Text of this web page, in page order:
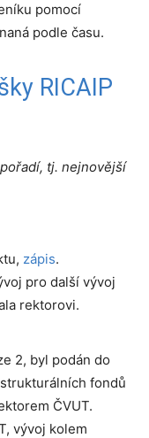
pomocí
podle času.
RICAIP
tj. nejnovější
zápis.
pro další vývoj
rektorovi.
2, byl podán do
fondů
ČVUT.
vývoj kolem